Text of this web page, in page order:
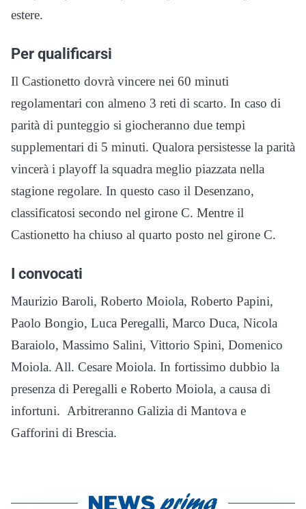
estere.
Per qualificarsi
Il Castionetto dovrà vincere nei 60 minuti
regolamentari con almeno 3 reti di scarto. In caso di
parità di punteggio si giocheranno due tempi
supplementari di 5 minuti. Qualora persistesse la parità
vincerà i playoff la squadra meglio piazzata nella
stagione regolare. In questo caso il Desenzano,
classificatosi secondo nel girone C. Mentre il
Castionetto ha chiuso al quarto posto nel girone C.
I convocati
Maurizio Baroli, Roberto Moiola, Roberto Papini,
Paolo Bongio, Luca Peregalli, Marco Duca, Nicola
Baraiolo, Massimo Salini, Vittorio Spini, Domenico
Moiola. All. Cesare Moiola. In fortissimo dubbio la
presenza di Peregalli e Roberto Moiola, a causa di
infortuni. Arbitreranno Galizia di Mantova e
Gafforini di Brescia.